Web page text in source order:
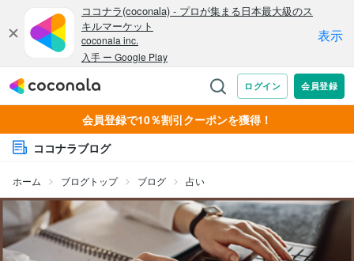
会員登録で10％割引クーポンを獲得！
ココナラブログ
ホーム ブログトップ ブログ 占い